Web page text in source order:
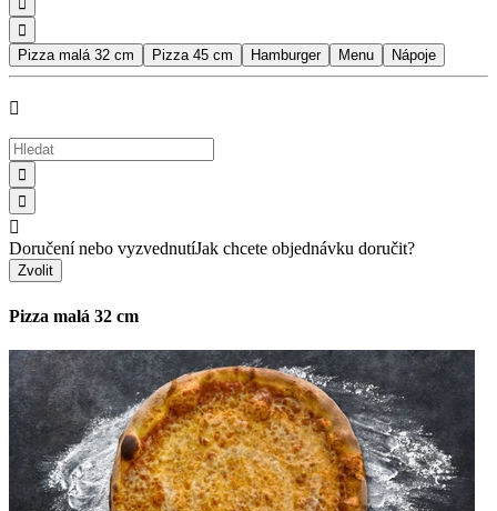


Pizza malá 32 cm
Pizza 45 cm Hamburger Menu Nápoje




Doručení nebo vyzvednutíJak chcete objednávku doručit?
Zvolit
Pizza malá 32 cm